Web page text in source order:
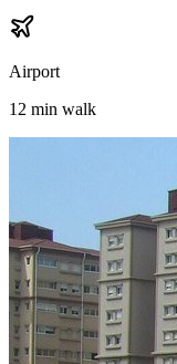
Airport
12 min walk